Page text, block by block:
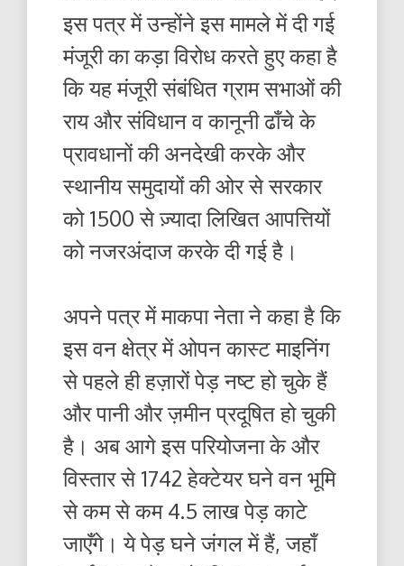
इस पत्र में उन्होंने इस मामले में दी गई
मंजूरी का कड़ा विरोध करते हुए कहा है
कि यह मंजूरी संबंधित ग्राम सभाओं की
राय और संविधान व कानूनी ढाँचे के
प्रावधानों की अनदेखी करके और
स्थानीय समुदायों की ओर से सरकार
को 1500 से ज़्यादा लिखित आपत्तियों
को नजरअंदाज करके दी गई है।
अपने पत्र में माकपा नेता ने कहा है कि
इस वन क्षेत्र में ओपन कास्ट माइनिंग
से पहले ही हज़ारों पेड़ नष्ट हो चुके हैं
और पानी और ज़मीन प्रदूषित हो चुकी
है। अब आगे इस परियोजना के और
विस्तार से 1742 हेक्टेयर घने वन भूमि
से कम से कम 4.5 लाख पेड़ काटे
जाएँगे। ये पेड़ घने जंगल में हैं, जहाँ